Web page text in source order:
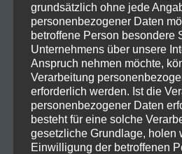
grundsätzlich ohne jede
personenbezogener Daten
betroffene Person besondere
Unternehmens über unsere
Anspruch nehmen möchte,
Verarbeitung
erforderlich werden. Ist die
personenbezogener Daten
besteht für eine solche
gesetzliche Grundlage, holen
Einwilligung der betroffenen